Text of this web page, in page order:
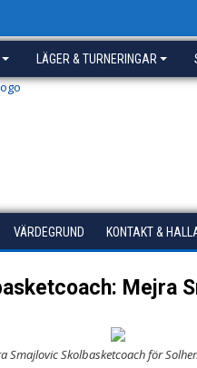
LÄGER & TURNERINGAR
VÄRDEGRUND KONTAKT &
Mejra
Smajlovic Skolbasketcoach för